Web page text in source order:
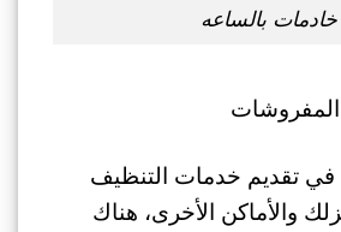
خادمات بالساعه
تقديم خدمات التنظيف
والأماكن الأخرى، هناك